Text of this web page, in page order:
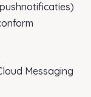
Messaging